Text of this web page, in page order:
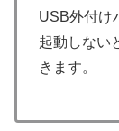
USB外付け
起動しない
きます。